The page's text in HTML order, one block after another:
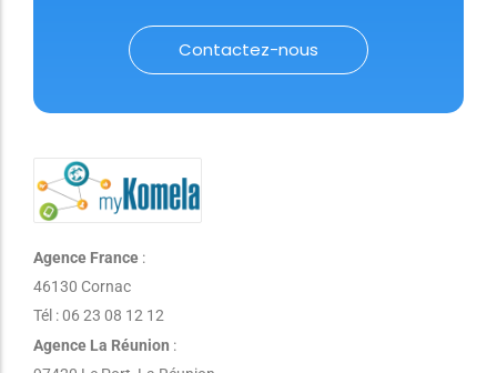
Contactez-nous
Agence France :
46130 Cornac
Tél : 06 23 08 12 12
Agence La Réunion :